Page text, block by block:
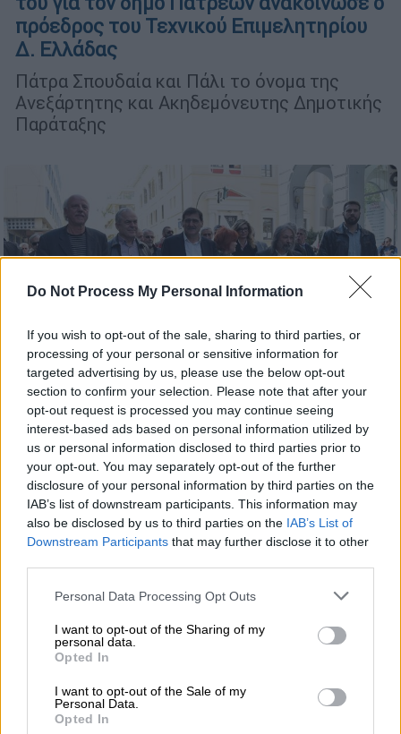
Do Not Process My Personal Information
If you wish to opt-out of the sale, sharing to third parties, or
processing of your personal or sensitive information for
targeted advertising by us, please use the below opt-out
section to confirm your selection. Please note that after your
opt-out request is processed you may continue seeing
interest-based ads based on personal information utilized by
us or personal information disclosed to third parties prior to
your opt-out. You may separately opt-out of the further
disclosure of your personal information by third parties on the
IAB’s list of downstream participants. This information may
also be disclosed by us to third parties on the IAB’s List of
Downstream Participants that may further disclose it to other
Please note that this website/app uses one or more Google
not limited to your visit or usage behaviour. You may click to
grant or deny consent to Google and its third-party tags to
use your data for below specified purposes in below Google
consent section.
Personal Data Processing Opt Outs
I want to opt-out of the Sharing of my
personal data.
Opted In
I want to opt-out of the Sale of my
Personal Data.
Opted In
πρόεδρος του Τεχνικού Επιμελητηρίου
Δ. Ελλάδας
Πάτρα Σπουδαία και Πάλι το όνομα της
Ανεξάρτητης και Ακηδεμόνευτης Δημοτικής
Παράταξης
Πολιτική|02.06.2019 21:36
Αποτελέσματα εκλογών 2019 - Δήμος
Πατρέων: Ποιος βγαίνει δήμαρχος
Ζωντανή μετάδοση των αποτελεσμάτων